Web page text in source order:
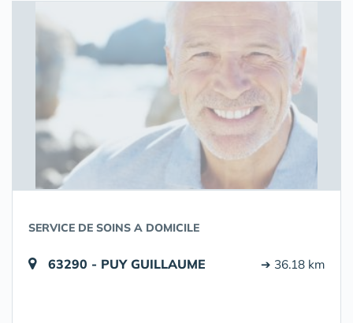
SERVICE DE SOINS A DOMICILE
63290 - PUY GUILLAUME ➔ 36.18 km